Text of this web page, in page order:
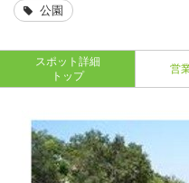
公園
スポット詳細
トップ
営